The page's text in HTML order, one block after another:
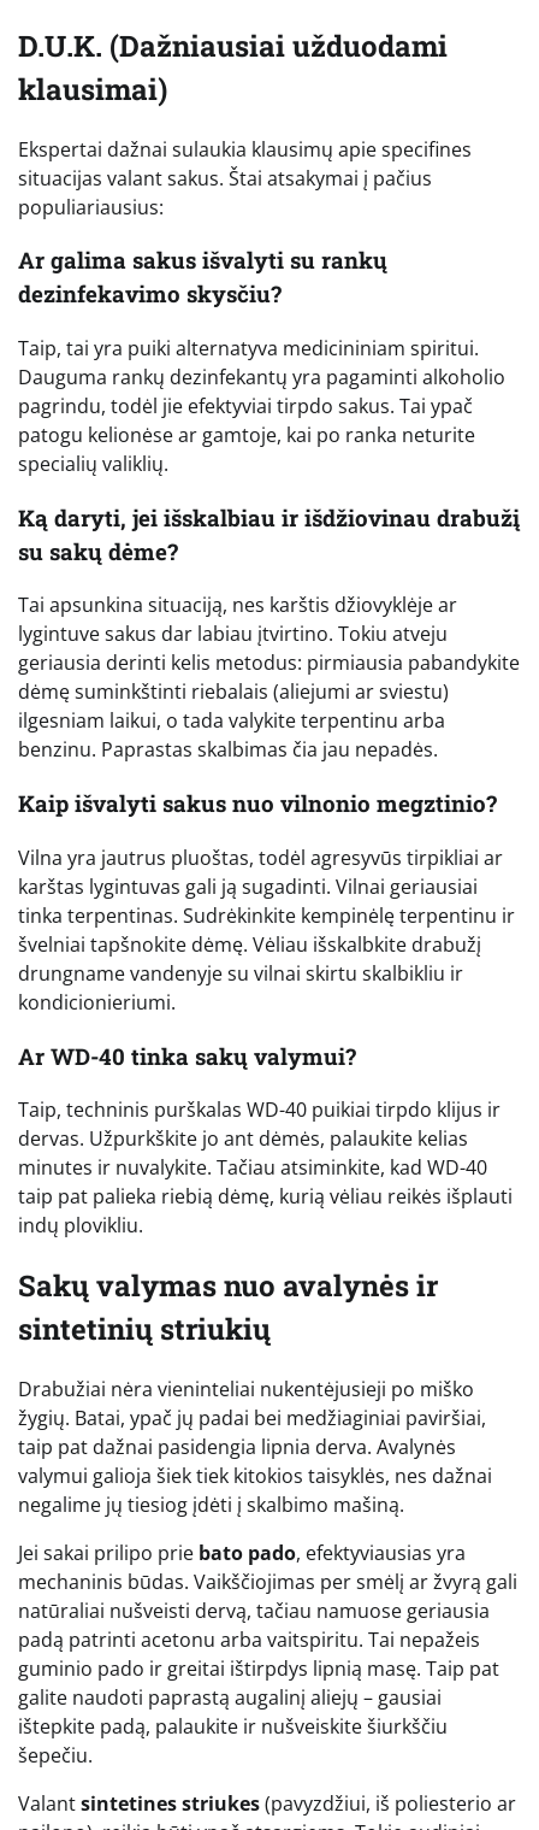
D.U.K. (Dažniausiai užduodami
klausimai)
Ekspertai dažnai sulaukia klausimų apie specifines
situacijas valant sakus. Štai atsakymai į pačius
populiariausius:
Ar galima sakus išvalyti su rankų
dezinfekavimo skysčiu?
Taip, tai yra puiki alternatyva medicininiam spiritui.
Dauguma rankų dezinfekantų yra pagaminti alkoholio
pagrindu, todėl jie efektyviai tirpdo sakus. Tai ypač
patogu kelionėse ar gamtoje, kai po ranka neturite
specialių valiklių.
Ką daryti, jei išskalbiau ir išdžiovinau drabužį
su sakų dėme?
Tai apsunkina situaciją, nes karštis džiovyklėje ar
lygintuve sakus dar labiau įtvirtino. Tokiu atveju
geriausia derinti kelis metodus: pirmiausia pabandykite
dėmę suminkštinti riebalais (aliejumi ar sviestu)
ilgesniam laikui, o tada valykite terpentinu arba
benzinu. Paprastas skalbimas čia jau nepadės.
Kaip išvalyti sakus nuo vilnonio megztinio?
Vilna yra jautrus pluoštas, todėl agresyvūs tirpikliai ar
karštas lygintuvas gali ją sugadinti. Vilnai geriausiai
tinka terpentinas. Sudrėkinkite kempinėlę terpentinu ir
švelniai tapšnokite dėmę. Vėliau išskalbkite drabužį
drungname vandenyje su vilnai skirtu skalbikliu ir
kondicionieriumi.
Ar WD-40 tinka sakų valymui?
Taip, techninis purškalas WD-40 puikiai tirpdo klijus ir
dervas. Užpurkškite jo ant dėmės, palaukite kelias
minutes ir nuvalykite. Tačiau atsiminkite, kad WD-40
taip pat palieka riebią dėmę, kurią vėliau reikės išplauti
indų plovikliu.
Sakų valymas nuo avalynės ir
sintetinių striukių
Drabužiai nėra vieninteliai nukentėjusieji po miško
žygių. Batai, ypač jų padai bei medžiaginiai paviršiai,
taip pat dažnai pasidengia lipnia derva. Avalynės
valymui galioja šiek tiek kitokios taisyklės, nes dažnai
negalime jų tiesiog įdėti į skalbimo mašiną.
Jei sakai prilipo prie bato pado, efektyviausias yra
mechaninis būdas. Vaikščiojimas per smėlį ar žvyrą gali
natūraliai nušveisti dervą, tačiau namuose geriausia
padą patrinti acetonu arba vaitspiritu. Tai nepažeis
guminio pado ir greitai ištirpdys lipnią masę. Taip pat
galite naudoti paprastą augalinį aliejų – gausiai
ištepkite padą, palaukite ir nušveiskite šiurkščiu
šepečiu.
Valantsintetines striukes(pavyzdžiui, iš poliesterio ar